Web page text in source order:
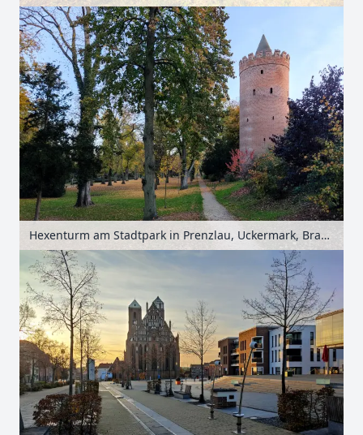
Hexenturm am Stadtpark in Prenzlau, Uckermark, Brandenburg, Deutschland